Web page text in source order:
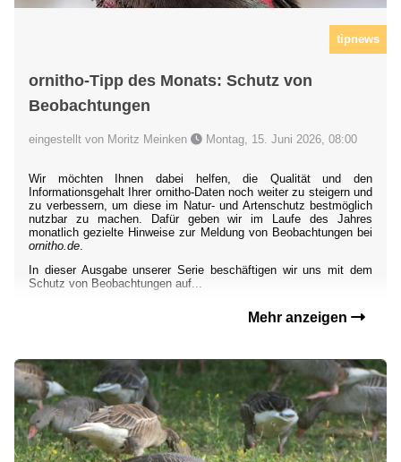
tipnews
ornitho-Tipp des Monats: Schutz von
Beobachtungen
eingestellt von Moritz Meinken Montag, 15. Juni 2026, 08:00
Wir möchten Ihnen dabei helfen, die Qualität und den
Informationsgehalt Ihrer ornitho-Daten noch weiter zu steigern und
zu verbessern, um diese im Natur- und Artenschutz bestmöglich
nutzbar zu machen. Dafür geben wir im Laufe des Jahres
monatlich gezielte Hinweise zur Meldung von Beobachtungen bei
ornitho.de
In dieser Ausgabe unserer Serie beschäftigen wir uns mit dem
Schutz von Beobachtungen auf...
Mehr anzeigen